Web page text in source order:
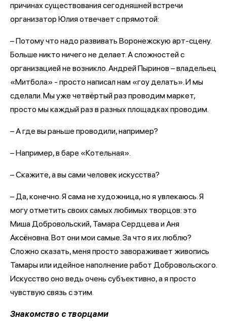
причинах существования сегодняшней встречи
организатор Юлия отвечает с прямотой:
– Потому что надо развивать Воронежскую арт-сцену.
Больше никто ничего не делает. А сложностей с
организацией не возникло. Андрей Пыринов – владельец
«Митбола» - просто написал нам «гоу делать». И мы
сделали. Мы уже четвёртый раз проводим маркет,
просто мы каждый раз в разных площадках проводим.
– А где вы раньше проводили, например?
– Например, в баре «Котельная».
– Скажите, а вы сами человек искусства?
– Да, конечно. Я сама не художница, но я увлекаюсь. Я
могу отметить своих самых любимых творцов: это
Миша Добровольский, Тамара Сердцева и Аня
Аксёновна. Вот они мои самые. За что я их люблю?
Сложно сказать, меня просто завораживает живопись
Тамары или идейное наполнение работ Добровольского.
Искусство оно ведь очень субъективно, а я просто
чувствую связь с этим.
Знакомство с творцами